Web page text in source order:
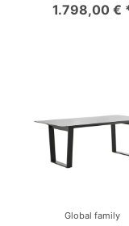
1.798,00 €
Global family